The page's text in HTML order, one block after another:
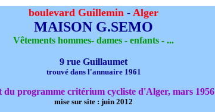
boulevard Guillemin - Alger
MAISON G.SEMO
Vêtements hommes- dames - enfants - ...
9 rue Guillaumet
trouvé dans l'annuaire 1961
programme critérium cycliste d'Alger, mars 1956
mise sur site : juin 2012